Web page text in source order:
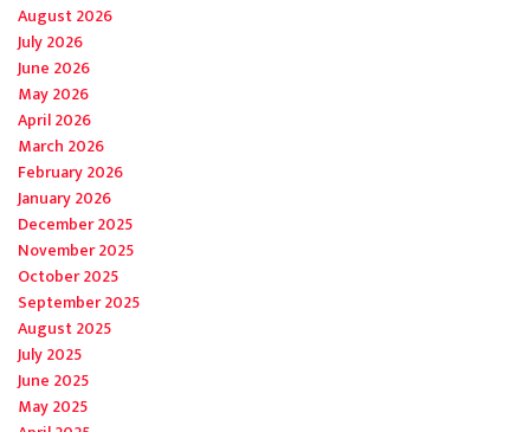
August 2026
July 2026
June 2026
May 2026
April 2026
March 2026
February 2026
January 2026
December 2025
November 2025
October 2025
September 2025
August 2025
July 2025
June 2025
May 2025